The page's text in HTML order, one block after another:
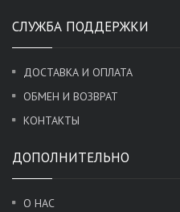
СЛУЖБА ПОДДЕРЖКИ
ДОСТАВКА И ОПЛАТА
ОБМЕН И ВОЗВРАТ
КОНТАКТЫ
ДОПОЛНИТЕЛЬНО
О НАС